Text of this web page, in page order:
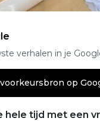
verhalen in je
op
hele tijd met een